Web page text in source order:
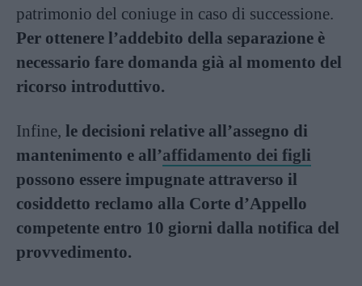
patrimonio del coniuge in caso di successione.
Per ottenere l’addebito della separazione è
necessario fare domanda già al momento del
ricorso introduttivo.
Infine, le decisioni relative all’assegno di
mantenimento e all’affidamento dei figli
possono essere impugnate attraverso il
cosiddetto reclamo alla Corte d’Appello
competente entro 10 giorni dalla notifica del
provvedimento.